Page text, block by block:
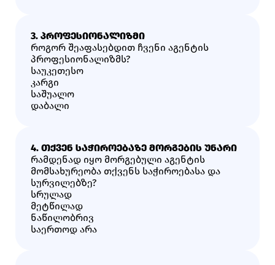
3. ᲞᲠᲝᲤᲔᲡᲘᲝᲜᲐᲚᲘᲖᲛᲘ
როგორ შეაფასებდით ჩვენი აგენტის
პროფესიონალიზმს?
Საუკეთესო
Კარგი
Საშუალო
Დაბალი
4. ᲗᲥᲕᲔᲜ ᲡᲐᲭᲘᲠᲝᲔᲑᲐᲖᲔ ᲛᲝᲠᲒᲔᲑᲘᲡ ᲣᲜᲐᲠᲘ
რამდენად იყო მორგებული აგენტის
მომსახურეობა თქვენს საჭიროებასა და
სურვილებზე?
Სრულად
Მეტწილად
Ნაწილობრივ
Საერთოდ Არა